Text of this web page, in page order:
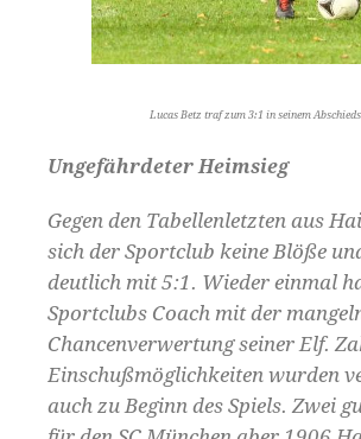
Lucas Betz traf zum 3:1 in seinem
Ungefährdeter Heimsieg
Gegen den Tabellenletzten aus
sich der Sportclub keine Blöße
deutlich mit 5:1. Wieder einmal
Sportclubs Coach mit der
Chancenverwertung seiner Elf.
Einschußmöglichkeiten wurden
auch zu Beginn des Spiels. Zwei